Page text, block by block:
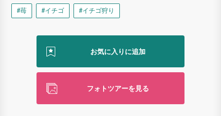
#苺 #イチゴ #イチゴ狩り
フォトツアーを見る